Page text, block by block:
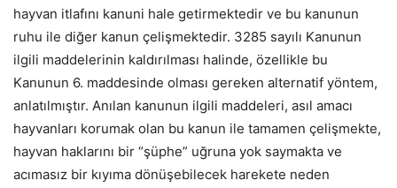
hayvan itlafını kanuni hale getirmektedir ve bu kanunun
ruhu ile diğer kanun çelişmektedir. 3285 sayılı Kanunun
ilgili maddelerinin kaldırılması halinde, özellikle bu
Kanunun 6. maddesinde olması gereken alternatif yöntem,
anlatılmıştır. Anılan kanunun ilgili maddeleri, asıl amacı
hayvanları korumak olan bu kanun ile tamamen çelişmekte,
hayvan haklarını bir “şüphe” uğruna yok saymakta ve
acımasız bir kıyıma dönüşebilecek harekete neden